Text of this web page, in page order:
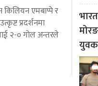
किलियन एमबाप्पे र
प्रदर्शनमा
२-० गोल अन्तरले
युवक